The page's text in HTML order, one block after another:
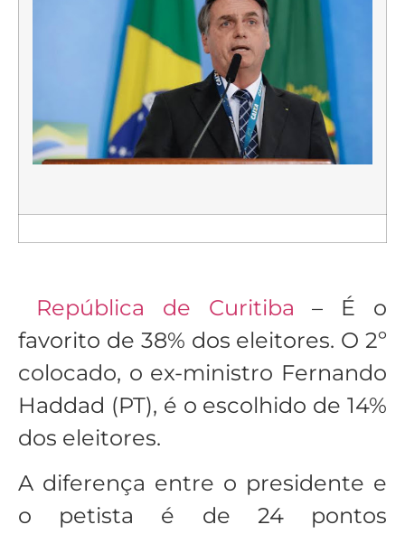
República de Curitiba – É o
favorito de 38% dos eleitores. O 2º
colocado, o ex-ministro Fernando
Haddad (PT), é o escolhido de 14%
dos eleitores.
A diferença entre o presidente e
o petista é de 24 pontos